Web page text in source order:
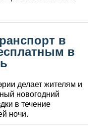
в
в
делает жителям и
новогодний
в течение
ночи.